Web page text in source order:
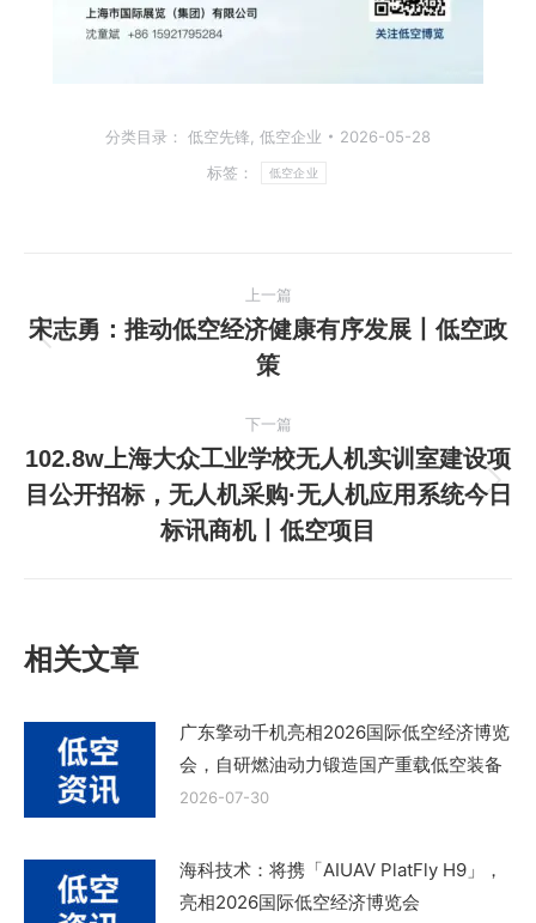
分类目录： 低空先锋 低空企业
2026-05-28
标签：
低空企业
章
上一篇
上
一
篇
文
章：
宋志勇：推动低空经济健康有序发展丨低空政
策
下一篇
下
一
102.8w上海大众工业学校无人机实训室建设项
目公开招标，无人机采购·无人机应用系统今日
标讯商机丨低空项目
相关文章
广东擎动千机亮相2026国际低空经济博览
会，自研燃油动力锻造国产重载低空装备
2026-07-30
海科技术：将携「AIUAV PlatFly H9」，
亮相2026国际低空经济博览会